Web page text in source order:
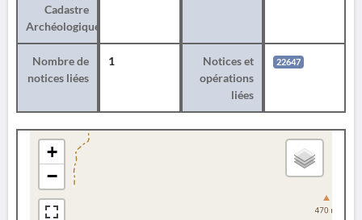
Cadastre
Archéologique
Nombre de
notices liées
1
Notices et
opérations
liées
22647
+
−